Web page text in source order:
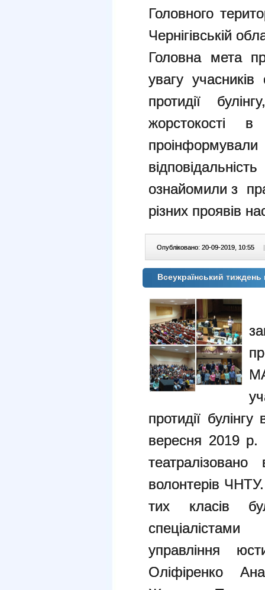
Головного
Чернігівській
Головна мета
увагу
протидії
жорстокості
ознайомили з
різних проявів
Опубліковано: 20-09-2019, 10:55 |
Всеукраїнський
протидії
вересня 2019 р.
волонтерів
тих класів
спеціалістами
управління
Оліфіренко